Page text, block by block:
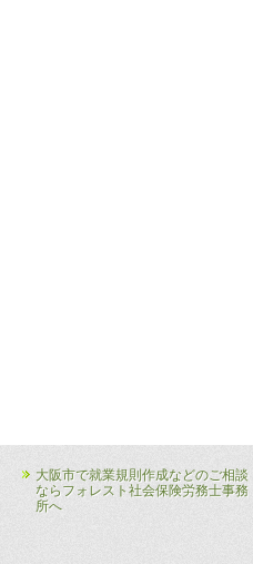
大阪市で就業規則作成などのご相談
ならフォレスト社会保険労務士事務
所へ